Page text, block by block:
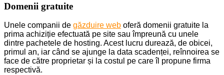
Domenii gratuite
Unele companii de găzduire web oferă domenii gratuite la
prima achiziție efectuată pe site sau împreună cu unele
dintre pachetele de hosting. Acest lucru durează, de obicei,
primul an, iar când se ajunge la data scadenței, reînnoirea se
face de către proprietar și la costul pe care îl propune firma
respectivă.